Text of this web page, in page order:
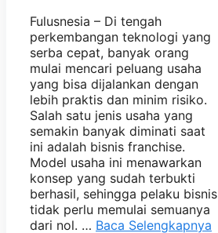
Fulusnesia – Di tengah
perkembangan teknologi yang
serba cepat, banyak orang
mulai mencari peluang usaha
yang bisa dijalankan dengan
lebih praktis dan minim risiko.
Salah satu jenis usaha yang
semakin banyak diminati saat
ini adalah bisnis franchise.
Model usaha ini menawarkan
konsep yang sudah terbukti
berhasil, sehingga pelaku bisnis
tidak perlu memulai semuanya
dari nol. … Baca Selengkapnya